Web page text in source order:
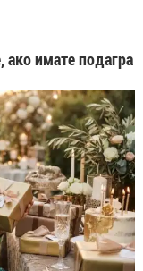
ако имате подагра